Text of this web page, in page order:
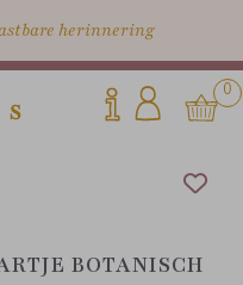
herinnering
0
BOTANISCH